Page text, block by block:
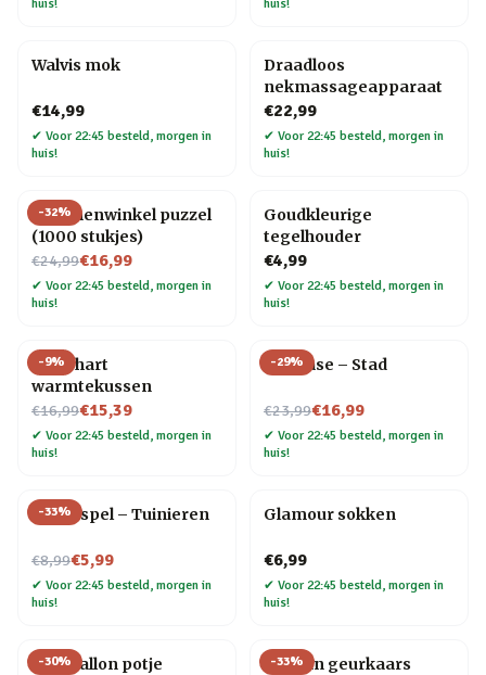
huis!
huis!
Walvis mok
€14,99
✔ Voor 22:45 besteld, morgen in
huis!
Draadloos
nekmassageapparaat
€22,99
✔ Voor 22:45 besteld, morgen in
huis!
-32%
Bloemenwinkel puzzel
(1000 stukjes)
€24,99
Nu voor€16,99
✔ Voor 22:45 besteld, morgen in
huis!
Goudkleurige
tegelhouder
€4,99
✔ Voor 22:45 besteld, morgen in
huis!
-9%
Rood hart
warmtekussen
€16,99
Nu voor€15,39
✔ Voor 22:45 besteld, morgen in
huis!
-29%
Flip Vase – Stad
€23,99
Nu voor€16,99
✔ Voor 22:45 besteld, morgen in
huis!
-33%
Trivia spel – Tuinieren
€8,99
Nu voor€5,99
✔ Voor 22:45 besteld, morgen in
huis!
Glamour sokken
€6,99
✔ Voor 22:45 besteld, morgen in
huis!
-30%
Blije ballon potje -33%
Oceaan geurkaars